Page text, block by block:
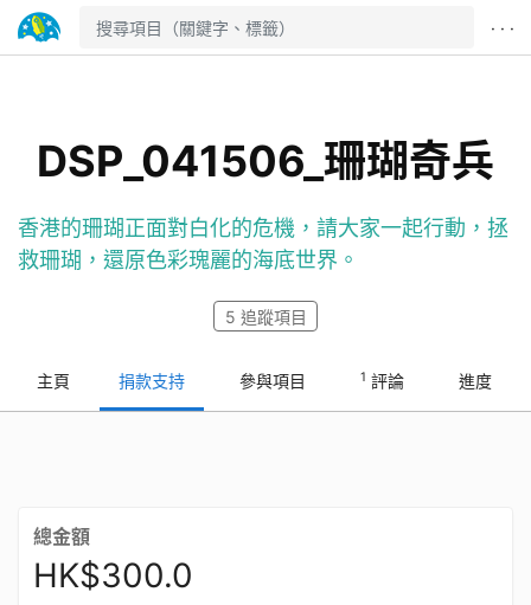
· · ·
DSP_041506_珊瑚奇兵
香港的珊瑚正面對白化的危機，請大家一起行動，拯
救珊瑚，還原色彩瑰麗的海底世界。
5 追蹤項目
主頁 捐款支持 參與項目 1 評論 進度
總金額
HK$300.0